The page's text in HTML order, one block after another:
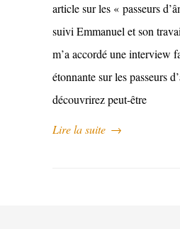
article sur les « passeurs
suivi Emmanuel et son
m’a accordé une interview
étonnante sur les passeurs
découvrirez peut-être
Lire la suite →